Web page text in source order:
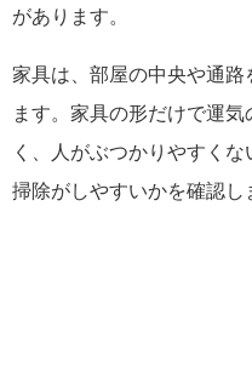
があります。
家具は、部屋の中央や通
ます。家具の形だけで運
く、人がぶつかりやすくな
掃除がしやすいかを確認し